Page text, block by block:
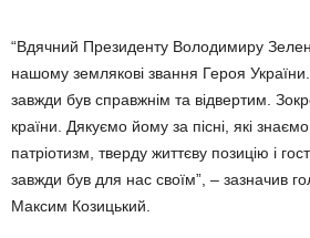
“Вдячний Президенту Володимиру
нашому землякові звання Героя
завжди був справжнім та відвертим.
країни. Дякуємо йому за пісні, які
патріотизм, тверду життєву позицію і
завжди був для нас своїм”, – зазначив
Максим Козицький.